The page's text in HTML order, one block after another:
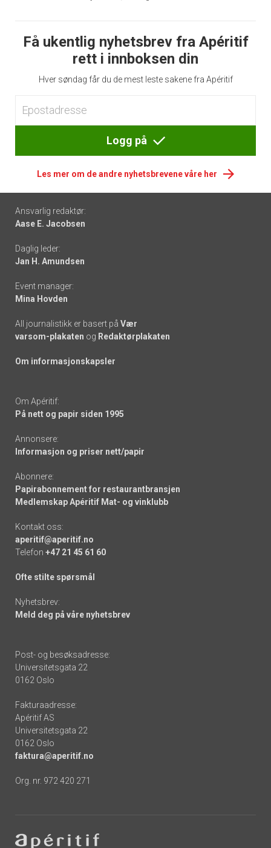
Få ukentlig nyhetsbrev fra Apéritif
rett i innboksen din
Hver søndag får du de mest leste sakene fra Apéritif
Logg på
Les mer om de andre nyhetsbrevene våre her
Footer
-
links
Ansvarlig redaktør:
Aase E. Jacobsen
Daglig leder:
Jan H. Amundsen
Event manager:
Mina Hovden
All journalistikk er basert på Vær
varsom-plakaten og Redaktørplakaten
Om informasjonskapsler
Om Apéritif:
På nett og papir siden 1995
Annonsere:
Informasjon og priser nett/papir
Abonnere:
Papirabonnement for restaurantbransjen
Medlemskap Apéritif Mat- og vinklubb
Kontakt oss:
aperitif@aperitif.no
Telefon +47 21 45 61 60
Ofte stilte spørsmål
Nyhetsbrev:
Meld deg på våre nyhetsbrev
Post- og besøksadresse:
Universitetsgata 22
0162 Oslo
Fakturaadresse:
Apéritif AS
Universitetsgata 22
0162 Oslo
faktura@aperitif.no
Org. nr. 972 420 271